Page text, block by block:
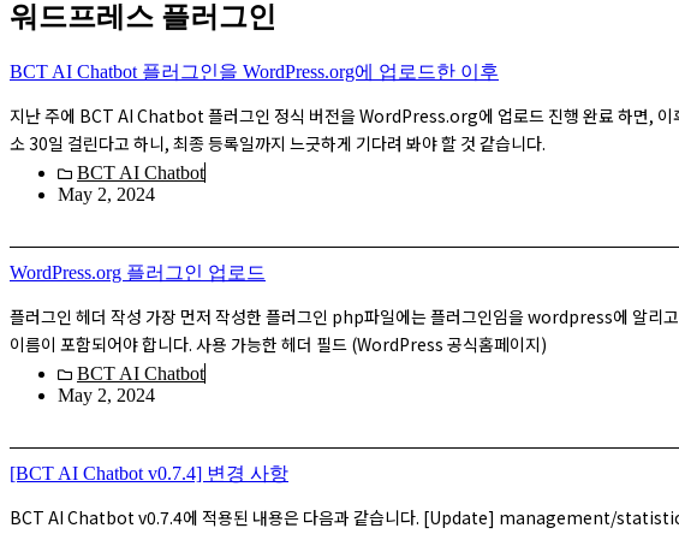
워드프레스 플러그인
BCT AI Chatbot 플러그인을 WordPress.org에 업로드한 이후
지난 주에 BCT AI Chatbot 플러그인 정식 버전을 WordPress.org에 업로드 진행 완료 하면,
소 30일 걸린다고 하니, 최종 등록일까지 느긋하게 기다려 봐야 할 것 같습니다.
BCT AI Chatbot
May 2, 2024
WordPress.org 플러그인 업로드
플러그인 헤더 작성 가장 먼저 작성한 플러그인 php파일에는 플러그인임을 wordpress에 알리
이름이 포함되어야 합니다. 사용 가능한 헤더 필드 (WordPress 공식홈페이지)
BCT AI Chatbot
May 2, 2024
[BCT AI Chatbot v0.7.4] 변경 사항
BCT AI Chatbot v0.7.4에 적용된 내용은 다음과 같습니다. [Update] management/